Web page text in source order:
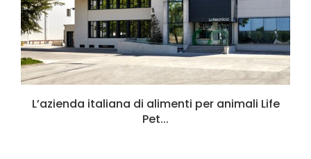
L’azienda italiana di alimenti per animali Life
Pet...